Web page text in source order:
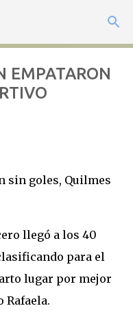
EMPATARON
sin goles, Quilmes
llegó a los 40
para el
lugar por mejor
Rafaela.